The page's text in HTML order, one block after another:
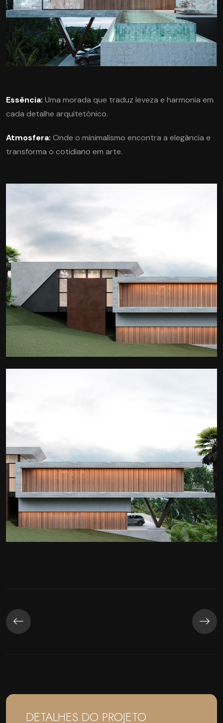
Essência: Uma morada que traduz leveza e harmonia em
cada detalhe arquitetônico.
Atmosfera: Onde o minimalismo encontra a elegância e
transforma o cotidiano em arte.
DETALHES DO PROJETO